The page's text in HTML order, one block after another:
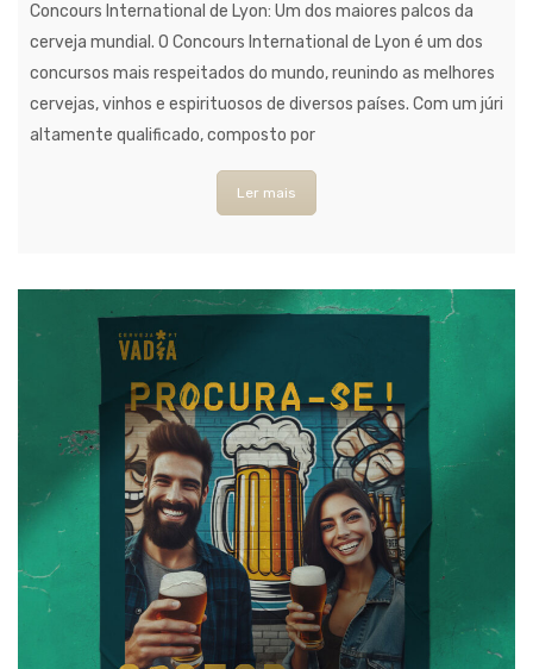
Concours International de Lyon: Um dos maiores palcos da
cerveja mundial. O Concours International de Lyon é um dos
concursos mais respeitados do mundo, reunindo as melhores
cervejas, vinhos e espirituosos de diversos países. Com um júri
altamente qualificado, composto por
Ler mais